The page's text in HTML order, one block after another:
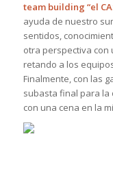
team building “el
ayuda de nuestro
sentidos,
otra perspectiva
retando a los
Finalmente, con las
subasta final para la
con una cena en la